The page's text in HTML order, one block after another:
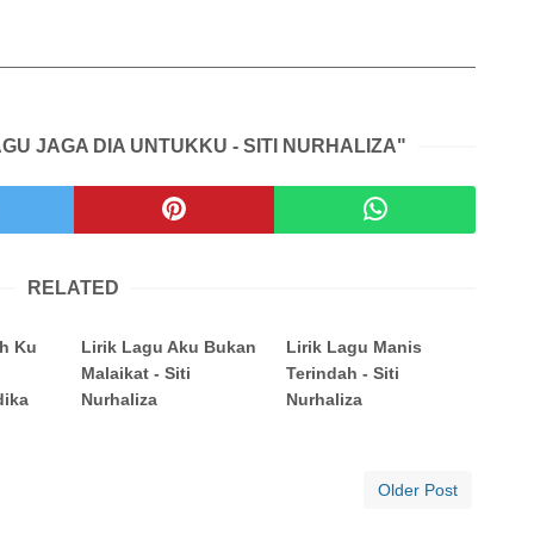
JAGA DIA UNTUKKU - SITI NURHALIZA"
RELATED
Ku
Lirik Lagu Aku Bukan
Malaikat - Siti
Nurhaliza
Lirik Lagu Manis
Terindah - Siti
Nurhaliza
Older Post